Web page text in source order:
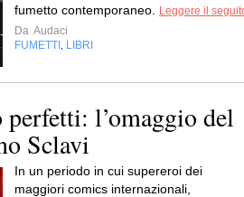
fumetto contemporaneo.
Leggere il
Da Audaci
FUMETTI
LIBRI
perfetti: l’omaggio del
Sclavi
In un periodo in cui supereroi dei
maggiori comics internazionali,